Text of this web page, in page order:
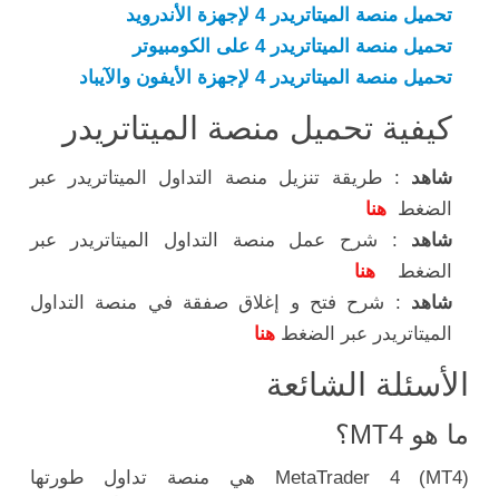
تحميل منصة الميتاتريدر 4 لإجهزة الأندرويد
تحميل منصة الميتاتريدر 4 على الكومبيوتر
تحميل منصة الميتاتريدر 4 لإجهزة الأيفون والآيباد
كيفية تحميل منصة الميتاتريدر
شاهد : طريقة تنزيل منصة التداول الميتاتريدر عبر
الضغط هنا
شاهد : شرح عمل منصة التداول الميتاتريدر عبر
الضغط هنا
شاهد : شرح فتح و إغلاق صفقة في منصة التداول
الميتاتريدر عبر الضغط هنا
الأسئلة الشائعة
ما هو MT4؟
MetaTrader 4 (MT4) هي منصة تداول طورتها